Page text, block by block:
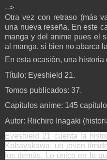
-->
Otra vez con retraso (más
una nueva reseña. En este
manga y del anime pues el
al manga, si bien no abarca
En esta ocasión, una historia
Título: Eyeshield 21.
Tomos publicados: 37.
Capítulos anime: 145
Autor: Riichiro Inagaki
Eyeshield 21
cuenta la
Kobayakawa, un joven
los demás. Lo único en lo